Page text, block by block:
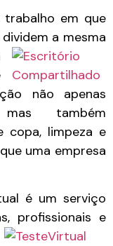
trabalho em que
a mesma
não apenas
mas também
copa, limpeza e
uma empresa
é um serviço
profissionais e